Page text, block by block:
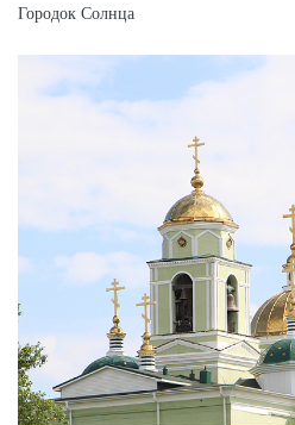
Городок Солнца